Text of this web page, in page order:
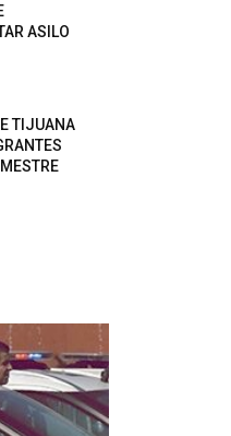
ASILO
TIJUANA